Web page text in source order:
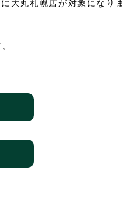
大丸札幌店が対象になりま